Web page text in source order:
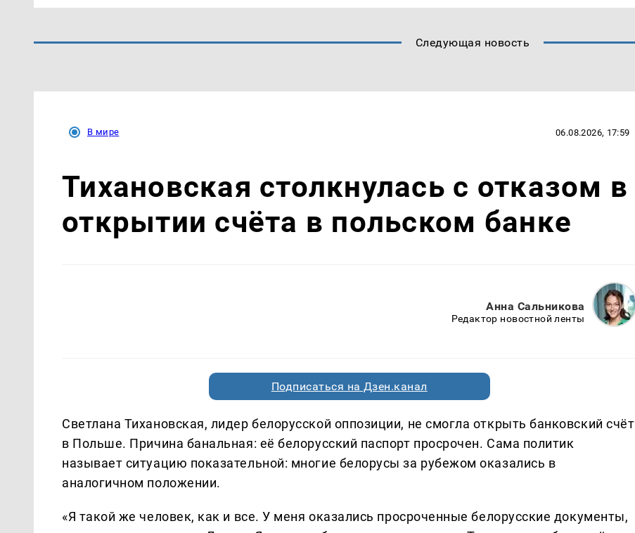
Следующая новость
В мире 06.08.2026, 17:59
Тихановская столкнулась с отказом в
открытии счёта в польском банке
Анна Сальникова
Редактор новостной ленты
Подписаться на Дзен.канал
Светлана Тихановская, лидер белорусской оппозиции, не смогла открыть банковский счёт
в Польше. Причина банальная: её белорусский паспорт просрочен. Сама политик
называет ситуацию показательной: многие белорусы за рубежом оказались в
аналогичном положении.
«Я такой же человек, как и все. У меня оказались просроченные белорусские документы,